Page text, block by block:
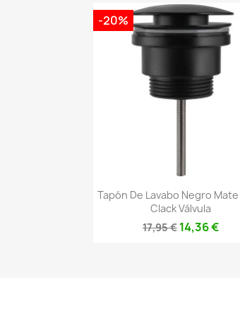
Vista rápida
Tapón De Lavabo Negro
Clack Válvula
17,95 € 14,36 €
-20%